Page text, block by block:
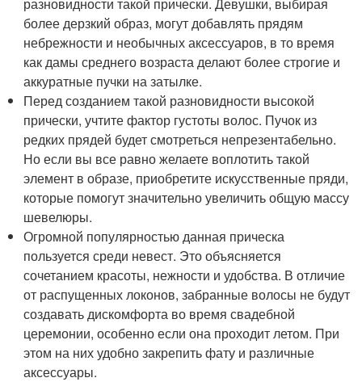
более дерзкий образ, могут добавлять прядям
небрежности и необычных аксессуаров, в то время
как дамы среднего возраста делают более строгие и
аккуратные пучки на затылке.
Перед созданием такой разновидности высокой
прически, учтите фактор густоты волос. Пучок из
редких прядей будет смотреться непрезентабельно.
Но если вы все равно желаете воплотить такой
элемент в образе, приобретите искусственные пряди,
которые помогут значительно увеличить общую массу
шевелюры.
Огромной популярностью данная прическа
пользуется среди невест. Это объясняется
сочетанием красоты, нежности и удобства. В отличие
от распущенных локонов, забранные волосы не будут
создавать дискомфорта во время свадебной
церемонии, особенно если она проходит летом. При
этом на них удобно закрепить фату и различные
аксессуары.